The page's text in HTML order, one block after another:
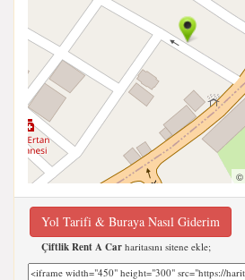
©
Yol Tarifi & Buraya Nasıl Giderim
Çiftlik Rent A Car haritasını sitene ekle;